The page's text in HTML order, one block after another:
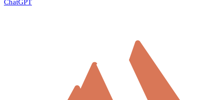
ChatGPT